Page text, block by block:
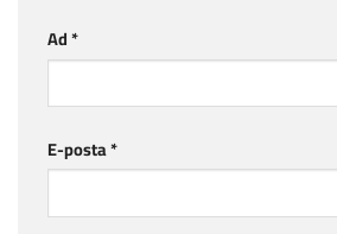
Ad*
E-posta*